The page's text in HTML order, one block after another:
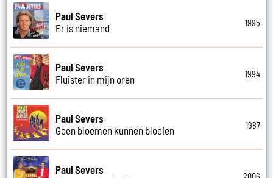
Paul Severs
Er is niemand
1995
Paul Severs
Fluister in mijn oren
1994
Paul Severs
Geen bloemen kunnen bloeien
1987
Paul Severs